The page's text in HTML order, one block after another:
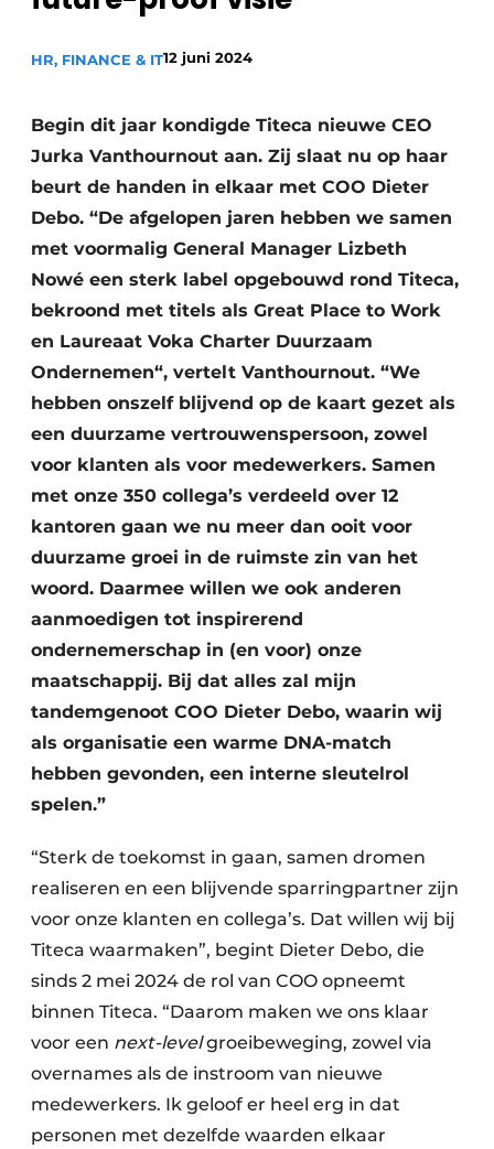
Vacature aanmelden
Video’s
HR, FINANCE & IT12 juni 2024
Begin dit jaar kondigde Titeca nieuwe CEO
Jurka Vanthournout aan. Zij slaat nu op haar
beurt de handen in elkaar met COO Dieter
Debo. “De afgelopen jaren hebben we samen
met voormalig General Manager Lizbeth
Nowé een sterk label opgebouwd rond Titeca,
bekroond met titels als Great Place to Work
en Laureaat Voka Charter Duurzaam
Ondernemen“, vertelt Vanthournout. “We
hebben onszelf blijvend op de kaart gezet als
een duurzame vertrouwenspersoon, zowel
voor klanten als voor medewerkers. Samen
met onze 350 collega’s verdeeld over 12
kantoren gaan we nu meer dan ooit voor
duurzame groei in de ruimste zin van het
woord. Daarmee willen we ook anderen
aanmoedigen tot inspirerend
ondernemerschap in (en voor) onze
maatschappij. Bij dat alles zal mijn
tandemgenoot COO Dieter Debo, waarin wij
als organisatie een warme DNA-match
hebben gevonden, een interne sleutelrol
spelen.”
“Sterk de toekomst in gaan, samen dromen
realiseren en een blijvende sparringpartner zijn
voor onze klanten en collega’s. Dat willen wij bij
Titeca waarmaken”, begint Dieter Debo, die
sinds 2 mei 2024 de rol van COO opneemt
binnen Titeca. “Daarom maken we ons klaar
voor een next-levelgroeibeweging, zowel via
overnames als de instroom van nieuwe
medewerkers. Ik geloof er heel erg in dat
personen met dezelfde waarden elkaar